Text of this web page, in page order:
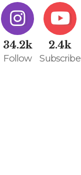
34.2k
Follow
2.4k
Subscribe